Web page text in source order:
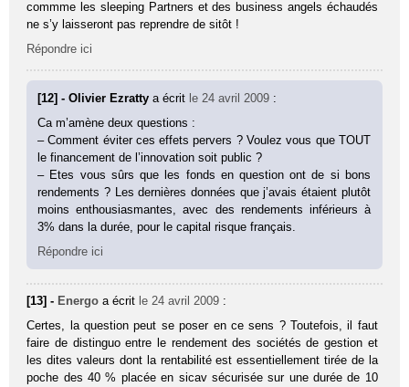
commme les sleeping Partners et des business angels échaudés
ne s’y laisseront pas reprendre de sitôt !
Répondre ici
[12] - Olivier Ezrattya écrit le 24 avril 2009 :
Ca m’amène deux questions :
– Comment éviter ces effets pervers ? Voulez vous que TOUT
le financement de l’innovation soit public ?
– Etes vous sûrs que les fonds en question ont de si bons
rendements ? Les dernières données que j’avais étaient plutôt
moins enthousiasmantes, avec des rendements inférieurs à
3% dans la durée, pour le capital risque français.
Répondre ici
[13] - Energo a écrit le 24 avril 2009 :
Certes, la question peut se poser en ce sens ? Toutefois, il faut
faire de distinguo entre le rendement des sociétés de gestion et
les dites valeurs dont la rentabilité est essentiellement tirée de la
poche des 40 % placée en sicav sécurisée sur une durée de 10